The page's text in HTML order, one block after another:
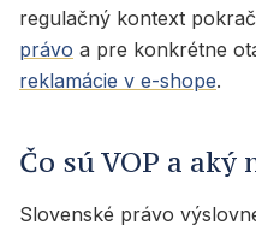
regulačný kontext
právo a pre konkrétne
reklamácie v e-shope.
Čo sú VOP a
Slovenské právo